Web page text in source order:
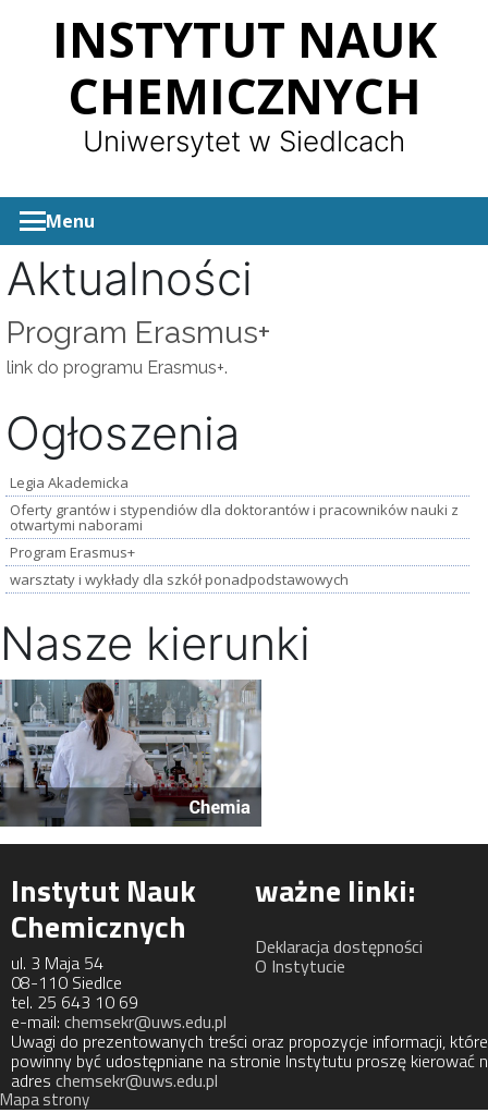
INSTYTUT NAUK
CHEMICZNYCH
Uniwersytet w Siedlcach
Menu
Aktualności
Program Erasmus+
link do programu Erasmus+.
Ogłoszenia
Legia Akademicka
Oferty grantów i stypendiów dla doktorantów i pracowników nauki z
otwartymi naborami
Program Erasmus+
warsztaty i wykłady dla szkół ponadpodstawowych
Nasze kierunki
Instytut Nauk
Chemicznych
ul. 3 Maja 54
08-110 Siedlce
tel. 25 643 10 69
e-mail: chemsekr@uws.edu.pl
ważne linki:
Deklaracja dostępności
O Instytucie
Uwagi do prezentowanych treści oraz propozycje informacji, które
powinny być udostępniane na stronie Instytutu proszę kierować
adres chemsekr@uws.edu.pl
Mapa strony